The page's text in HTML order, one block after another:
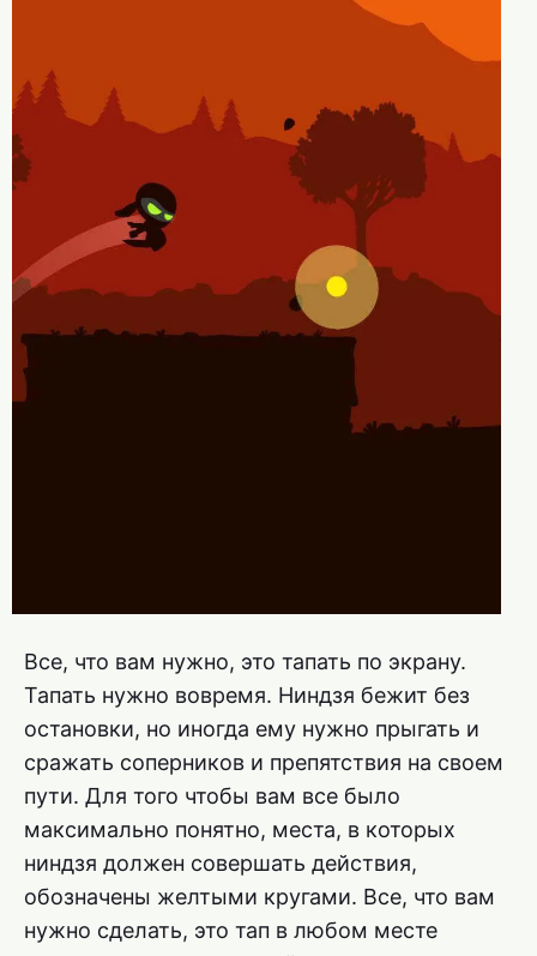
Все, что вам нужно, это тапать по экрану.
Тапать нужно вовремя. Ниндзя бежит без
остановки, но иногда ему нужно прыгать и
сражать соперников и препятствия на своем
пути. Для того чтобы вам все было
максимально понятно, места, в которых
ниндзя должен совершать действия,
обозначены желтыми кругами. Все, что вам
нужно сделать, это тап в любом месте